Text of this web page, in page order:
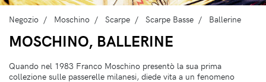
Negozio Moschino Scarpe Scarpe Basse Ballerine
MOSCHINO, BALLERINE
Quando nel 1983 Franco Moschino presentò la sua prima
collezione sulle passerelle milanesi, diede vita a un fenomeno